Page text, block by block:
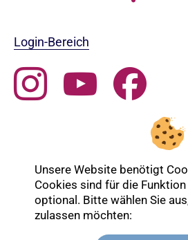
Login-Bereich
Unsere Website benötigt
Cookies sind für die
optional. Bitte wählen Sie
zulassen möchten: